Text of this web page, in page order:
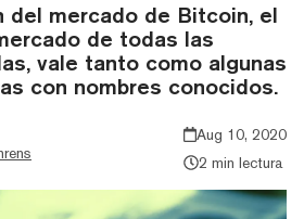
del mercado de Bitcoin, el
de todas las
vale tanto como algunas
con nombres conocidos.
Aug 10, 2020
2 min lectura